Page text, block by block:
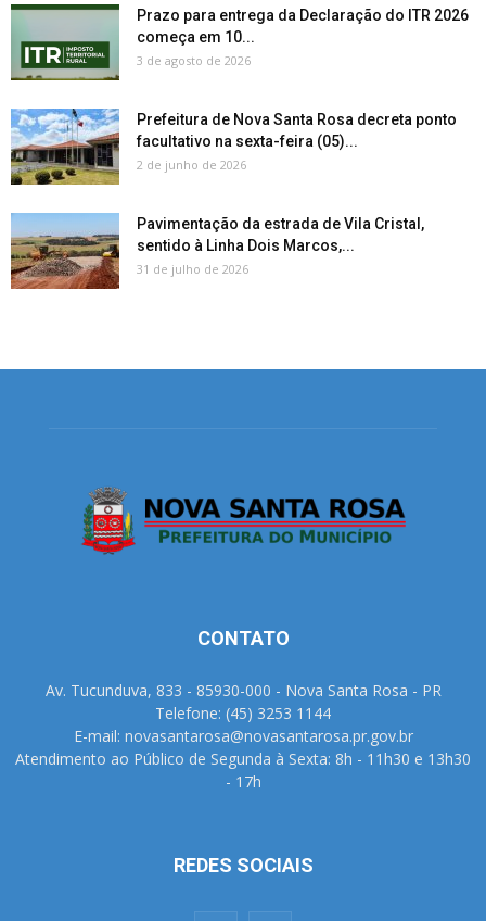
Prazo para entrega da Declaração do ITR 2026
começa em 10...
3 de agosto de 2026
Prefeitura de Nova Santa Rosa decreta ponto
facultativo na sexta-feira (05)...
2 de junho de 2026
Pavimentação da estrada de Vila Cristal,
sentido à Linha Dois Marcos,...
31 de julho de 2026
CONTATO
Av. Tucunduva, 833 - 85930-000 - Nova Santa Rosa - PR
Telefone: (45) 3253 1144
E-mail: novasantarosa@novasantarosa.pr.gov.br
Atendimento ao Público de Segunda à Sexta: 8h - 11h30 e 13h30
- 17h
REDES SOCIAIS